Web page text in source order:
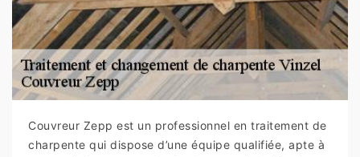
Couvreur Zepp est un professionnel en traitement de
charpente qui dispose d’une équipe qualifiée, apte à